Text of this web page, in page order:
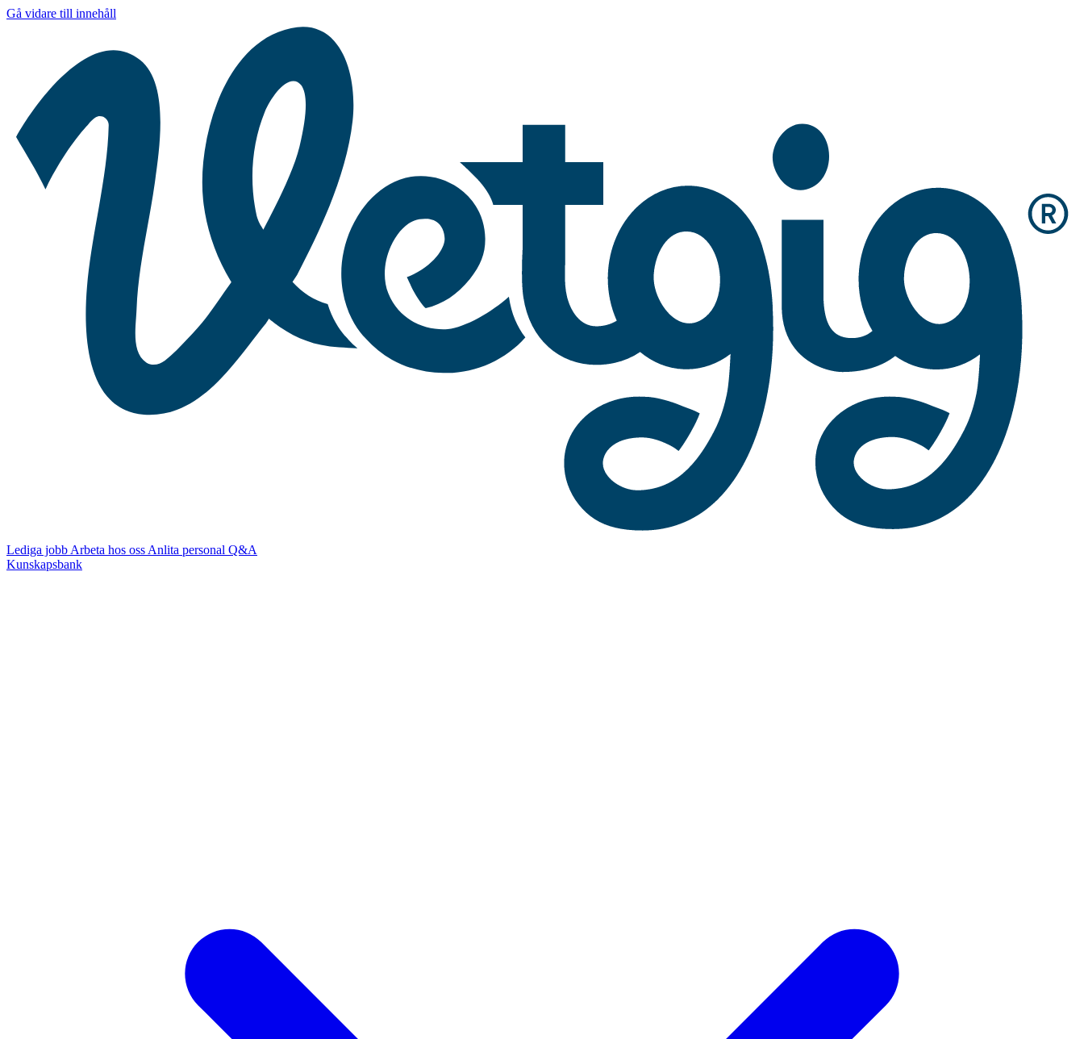
Gå vidare till innehåll
Lediga jobb Arbeta hos oss Anlita personal Q&A
Kunskapsbank